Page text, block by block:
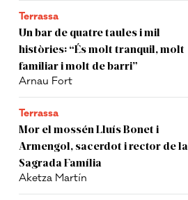
Terrassa
Un bar de quatre taules i mil
històries: “És molt tranquil, molt
familiar i molt de barri”
Arnau Fort
Terrassa
Mor el mossén Lluís Bonet i
Armengol, sacerdot i rector de la
Sagrada Família
Aketza Martín